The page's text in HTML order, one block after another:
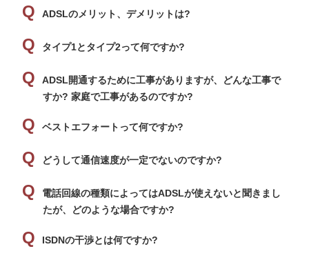
ADSLのメリット、デメリットは?
タイプ1とタイプ2って何ですか?
ADSL開通するために工事がありますが、どんな工事で
すか? 家庭で工事があるのですか?
ベストエフォートって何ですか?
どうして通信速度が一定でないのですか?
電話回線の種類によってはADSLが使えないと聞きまし
たが、どのような場合ですか?
ISDNの干渉とは何ですか?